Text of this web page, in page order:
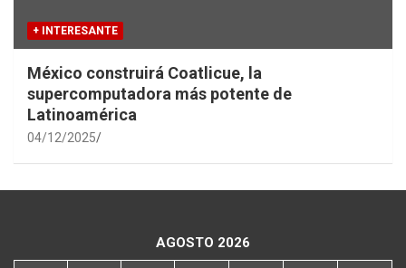
+ INTERESANTE
México construirá Coatlicue, la
supercomputadora más potente de
Latinoamérica
04/12/2025
AGOSTO 2026